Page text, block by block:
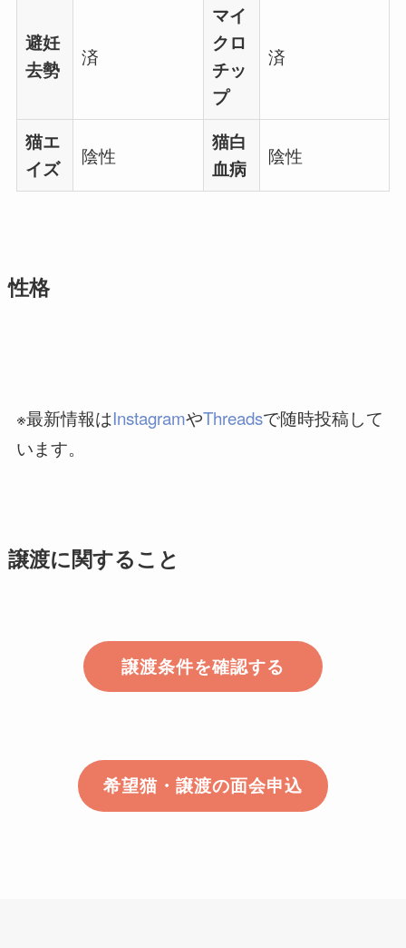
避妊
去勢
済
マイ
クロ
チッ
プ
済
猫エ
イズ
陰性
猫白
血病
陰性
性格
※最新情報はInstagramやThreadsで随時投稿して
います。
譲渡に関すること
譲渡条件を確認する
希望猫・譲渡の面会申込